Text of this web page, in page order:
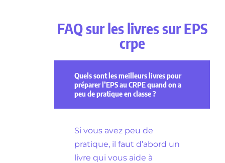
FAQ sur les livres sur EPS
crpe
Quels sont les meilleurs livres pour
préparer l’EPS au CRPE quand on a
peu de pratique en classe ?
Si vous avez peu de
pratique, il faut d’abord un
livre qui vous aide à